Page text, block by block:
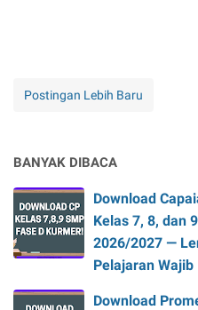
Postingan Lebih Baru
BANYAK DIBACA
Download
Kelas 7, 8, dan
2026/2027 —
Pelajaran Wajib
Download